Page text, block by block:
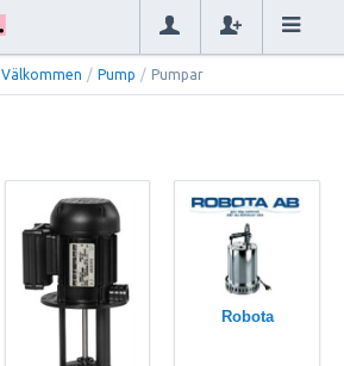
Välkommen / Pump / Pumpar
Robota